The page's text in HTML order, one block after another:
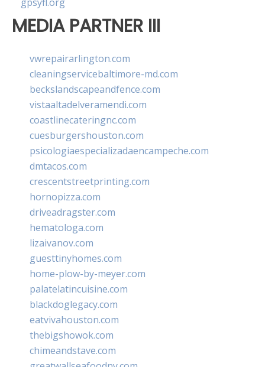
MEDIA PARTNER III
vwrepairarlington.com
cleaningservicebaltimore-md.com
beckslandscapeandfence.com
vistaaltadelveramendi.com
coastlinecateringnc.com
cuesburgershouston.com
psicologiaespecializadaencampeche.com
dmtacos.com
crescentstreetprinting.com
hornopizza.com
driveadragster.com
hematologa.com
lizaivanov.com
guesttinyhomes.com
home-plow-by-meyer.com
palatelatincuisine.com
blackdoglegacy.com
eatvivahouston.com
thebigshowok.com
chimeandstave.com